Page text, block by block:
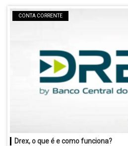
CONTA CORRENTE
Drex, o que é e como funciona?